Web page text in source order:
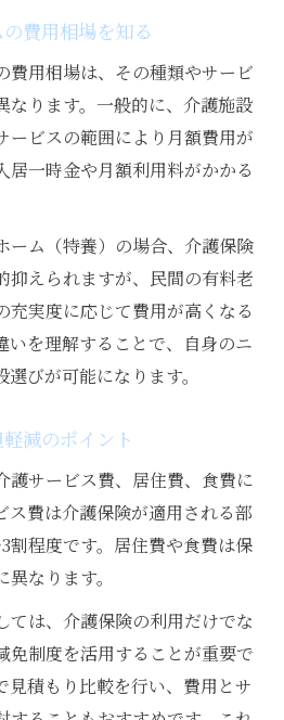
費用相場を知る
費用相場は、その種類やサービ
なります。一般的に、介護施設
ービスの範囲により月額費用が
居一時金や月額利用料がかかる
ーム（特養）の場合、介護保険
抑えられますが、民間の有料老
充実度に応じて費用が高くなる
いを理解することで、自身のニ
びが可能になります。
減のポイント
護サービス費、居住費、食費に
ス費は介護保険が適用される部
割程度です。居住費や食費は保
なります。
ては、介護保険の利用だけでな
免制度を活用することが重要で
見積もり比較を行い、費用とサ